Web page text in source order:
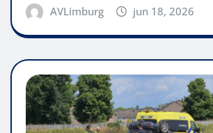
AVLimburg jun 18, 2026